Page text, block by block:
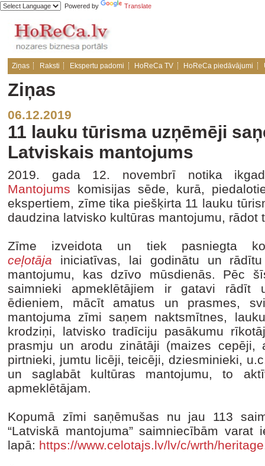
Powered by Translate
Ziņas Raksti Ekspertu padomi HoReCa TV HoReCa piedāvājumi
Ziņas
06.12.2019
11 lauku tūrisma uzņēmēji
Latviskais mantojums
2019. gada 12. novembrī notika
Mantojums komisijas sēde, kurā,
ekspertiem, zīme tika piešķirta 11 lauku
daudzina latvisko kultūras mantojumu,
Zīme izveidota un tiek pasniegta
ceļotāja
iniciatīvas, lai godinātu un
mantojumu, kas dzīvo mūsdienās. Pēc
saimnieki apmeklētājiem ir gatavi rādīt
ēdieniem, mācīt amatus un prasmes,
mantojuma zīmi saņem naktsmītnes,
krodziņi, latvisko tradīciju pasākumu
prasmju un arodu zinātāji (maizes cepēji,
pirtnieki, jumtu licēji, teicēji, dziesminieki,
un saglabāt kultūras mantojumu, to
apmeklētājam.
Kopumā zīmi saņēmušas nu jau 113
“Latviskā mantojuma” saimniecībām varat
lapā: https://www.celotajs.lv/lv/c/wrth/heritage